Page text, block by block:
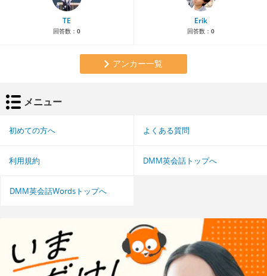
TE
回答数： 0
Erik
回答数： 0
アンカー一覧
メニュー
初めての方へ よくある質問
利用規約 DMM英会話トップへ
DMM英会話Wordsトップへ